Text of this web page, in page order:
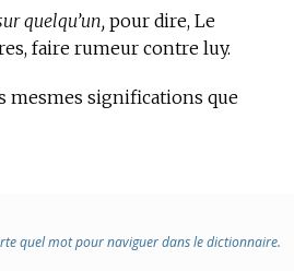
quelqu’un, pour dire, Le
faire rumeur contre luy.
mesmes significations que
quel mot pour naviguer dans le dictionnaire.